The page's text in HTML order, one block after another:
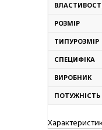
РОЗМІР
ТИПУРОЗМІР
СПЕЦИФІКА
ВИРОБНИК
ПОТУЖНІСТЬ